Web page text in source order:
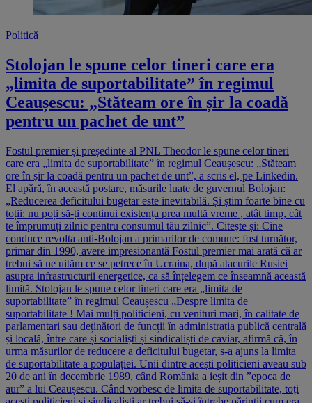
Politică
Stolojan le spune celor tineri care era
„limita de suportabilitate” în regimul
Ceaușescu: „Stăteam ore în șir la coadă
pentru un pachet de unt”
Fostul premier și președinte al PNL Theodor le spune celor tineri
care era „limita de suportabilitate” în regimul Ceaușescu: „Stăteam
ore în șir la coadă pentru un pachet de unt”, a scris el, pe Linkedin.
El apără, în această postare, măsurile luate de guvernul Bolojan:
„Reducerea deficitului bugetar este inevitabilă. Și știm foarte bine cu
toții: nu poți să-ți continui existența prea multă vreme , atât timp, cât
te împrumuți zilnic pentru consumul tău zilnic”. Citește și: Cine
conduce revolta anti-Bolojan a primarilor de comune: fost turnător,
primar din 1990, avere impresionantă Fostul premier mai arată că ar
trebui să ne uităm ce se petrece în Ucraina, după atacurile Rusiei
asupra infrastructurii energetice, ca să înțelegem ce înseamnă această
limită. Stolojan le spune celor tineri care era „limita de
suportabilitate” în regimul Ceaușescu „Despre limita de
suportabilitate ! Mai mulți politicieni, cu venituri mari, în calitate de
parlamentari sau deținători de funcții în administrația publică centrală
și locală, între care și socialiști și sindicaliști de caviar, afirmă că, în
urma măsurilor de reducere a deficitului bugetar, s-a ajuns la limita
de suportabilitate a populației. Unii dintre acești politicieni aveau sub
20 de ani în decembrie 1989, când România a ieșit din ”epoca de
aur” a lui Ceaușescu. Când vorbesc de limita de suportabilitate, toți